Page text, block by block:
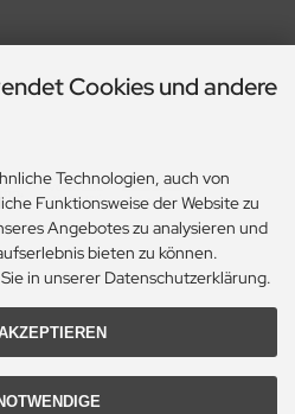
Cookies und andere
Technologien, auch von
Funktionsweise der Website zu
Angebotes zu analysieren und
bieten zu können.
in unserer Datenschutzerklärung.